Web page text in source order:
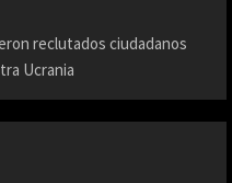
reclutados ciudadanos
Ucrania